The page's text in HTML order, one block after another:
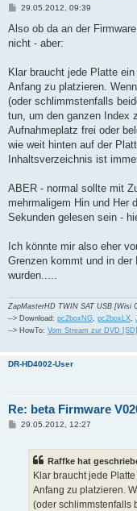
B
i
r
29.05.2012, 09:39
Also ob da an der
nicht - aber:
Klar braucht jede Platte
Anfang zu platzieren.
(oder schlimmstenfalls
tun, um den ganzen Index
Aufnahmeplatz frei oder
wie weit hinten auf der
Inhaltsverzeichnis ist
ABER - normal sollte mit
mehrmaligem Hin und Her
Sekunden gelesen sein -
Ich könnte mir also eher
Grenzen kommt und in der
wurden.....
ZapMasterHD TWIN SAT USB [Wisi
--> Download: pc2boxNG pc2boxLX
--> HowTo: Vom Stream zur DVD [SD]
DR-HD4002-User
Re: beta Firmware
B29.05.2012, 12:27
Raffke hat
Klar braucht jede
Anfang zu platzieren.
(oder schlimmstenfalls